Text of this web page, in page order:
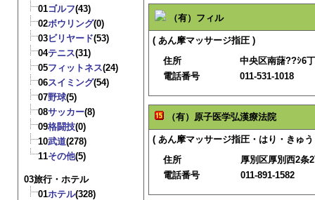
01ゴルフ(43)
02ボウリング(0)
03ビリヤード(53)
04テニス(31)
05フィットネス(24)
06スイミング(54)
07野球(5)
08サッカー(8)
09格闘技(0)
10武道(278)
11その他(5)
03旅行・ホテル
01ホテル(328)
（有）フィル
( あん摩マッサージ指圧 )
住所
中央区南藷??ｼ6
電話番号
011-531-1018
（有）原子医学弘漢療法院
( あん摩マッサージ指圧・はり・きゅ
住所
厚別区厚別西2条
電話番号
011-891-1582